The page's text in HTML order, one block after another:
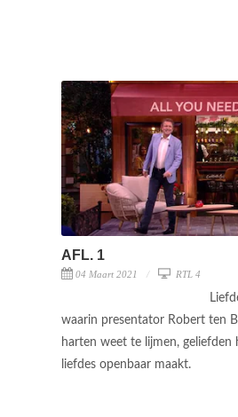
AFL. 1
04 Maart 2021 RTL 4
waarin presentator Robert ten
harten weet te lijmen, geliefden
liefdes openbaar maakt.